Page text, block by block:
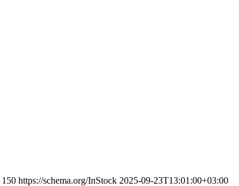
150 https://schema.org/InStock 2025-09-23T13:01:00+03:00